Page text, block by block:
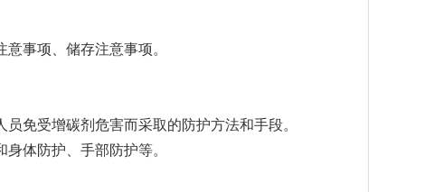
事项、储存注意事项。
免受增碳剂危害而采取的防护方法和手段。
体防护、手部防护等。